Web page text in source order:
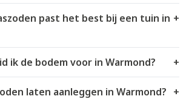
past het best bij een tuin in +
ik de bodem voor in Warmond? +
laten aanleggen in Warmond? +